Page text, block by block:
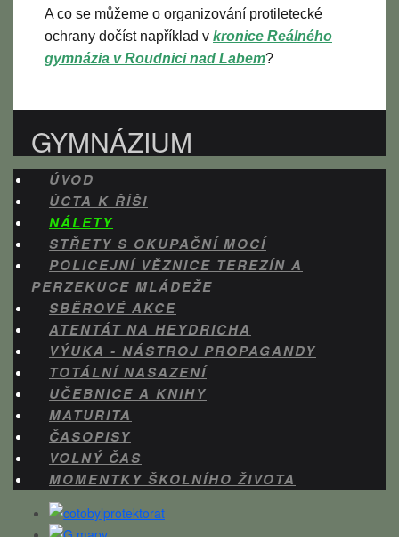
A co se můžeme o organizování protiletecké
ochrany dočíst například v kronice Reálného
gymnázia v Roudnici nad Labem?
GYMNÁZIUM
ÚVOD
ÚCTA K ŘÍŠI
NÁLETY
STŘETY S OKUPAČNÍ MOCÍ
POLICEJNÍ VĚZNICE TEREZÍN A
PERZEKUCE MLÁDEŽE
SBĚROVÉ AKCE
ATENTÁT NA HEYDRICHA
VÝUKA - NÁSTROJ PROPAGANDY
TOTÁLNÍ NASAZENÍ
UČEBNICE A KNIHY
MATURITA
ČASOPISY
VOLNÝ ČAS
MOMENTKY ŠKOLNÍHO ŽIVOTA